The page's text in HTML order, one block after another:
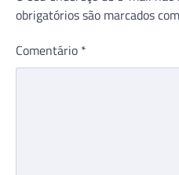
obrigatórios são marcados com
Comentário *